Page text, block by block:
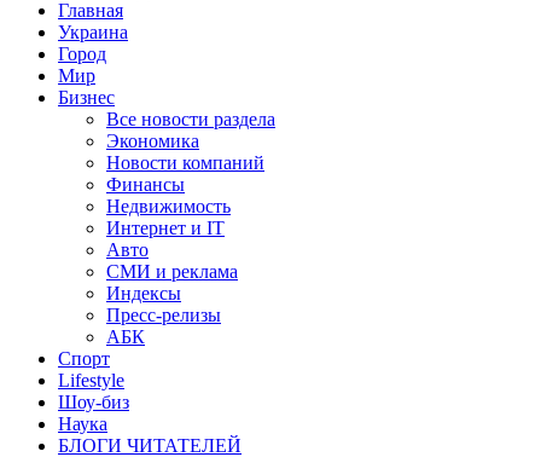
Главная
Украина
Город
Мир
Бизнес
Все новости раздела
Экономика
Новости компаний
Финансы
Недвижимость
Интернет и IT
Авто
СМИ и реклама
Индексы
Пресс-релизы
АБК
Спорт
Lifestyle
Шоу-биз
Наука
БЛОГИ ЧИТАТЕЛЕЙ